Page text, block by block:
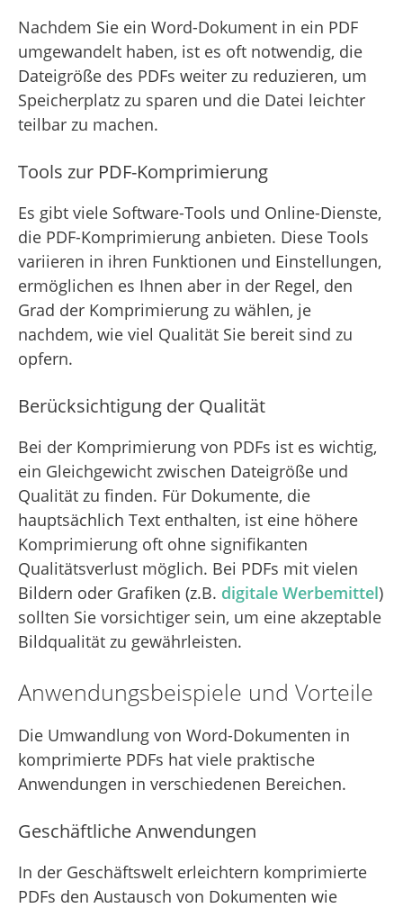
Nachdem Sie ein Word-Dokument in ein PDF
umgewandelt haben, ist es oft notwendig, die
Dateigröße des PDFs weiter zu reduzieren, um
Speicherplatz zu sparen und die Datei leichter
teilbar zu machen.
Tools zur PDF-Komprimierung
Es gibt viele Software-Tools und Online-Dienste,
die PDF-Komprimierung anbieten. Diese Tools
variieren in ihren Funktionen und Einstellungen,
ermöglichen es Ihnen aber in der Regel, den
Grad der Komprimierung zu wählen, je
nachdem, wie viel Qualität Sie bereit sind zu
opfern.
Berücksichtigung der Qualität
Bei der Komprimierung von PDFs ist es wichtig,
ein Gleichgewicht zwischen Dateigröße und
Qualität zu finden. Für Dokumente, die
hauptsächlich Text enthalten, ist eine höhere
Komprimierung oft ohne signifikanten
Qualitätsverlust möglich. Bei PDFs mit vielen
Bildern oder Grafiken (z.B. digitale Werbemittel)
sollten Sie vorsichtiger sein, um eine akzeptable
Bildqualität zu gewährleisten.
Anwendungsbeispiele und Vorteile
Die Umwandlung von Word-Dokumenten in
komprimierte PDFs hat viele praktische
Anwendungen in verschiedenen Bereichen.
Geschäftliche Anwendungen
In der Geschäftswelt erleichtern komprimierte
PDFs den Austausch von Dokumenten wie